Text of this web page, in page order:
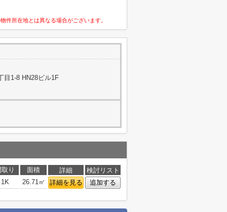
件所在地とは異なる場合がございます。
目1-8 HN28ビル1F
取り 面積 詳細
検討リスト
1K 26.71㎡ 詳細を見る 追加する